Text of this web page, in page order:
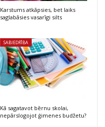
Karstums atkāpsies, bet laiks
saglabāsies vasarīgi silts
SABIEDRĪBA
Kā sagatavot bērnu skolai,
nepārslogojot ģimenes budžetu?